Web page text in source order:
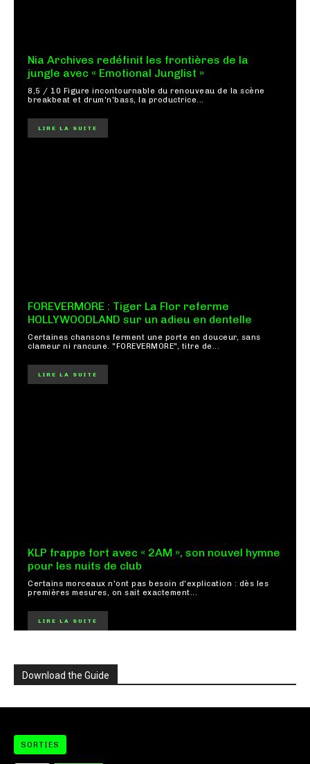
Nia Archives redéfinit les frontières de la
jungle avec « Emotional Junglist »
8,5 / 10 Figure incontournable du renouveau de la scène
breakbeat et drum'n'bass, la productrice...
LIRE LA SUITE
FOREVERMORE : Tiger La Flor referme
HOLLYWOODLAND sur un adieu en dentelle
Certaines chansons ferment une porte en douceur, sans
clameur ni rancune. "FOREVERMORE", titre de...
LIRE LA SUITE
KLP frappe fort avec « 2AM », son nouvel hymne
pour les nuits de club
Certains morceaux n'ont pas besoin d'explication : dès les
premières mesures, on sait exactement...
LIRE LA SUITE
Download the Guide
SORTIES